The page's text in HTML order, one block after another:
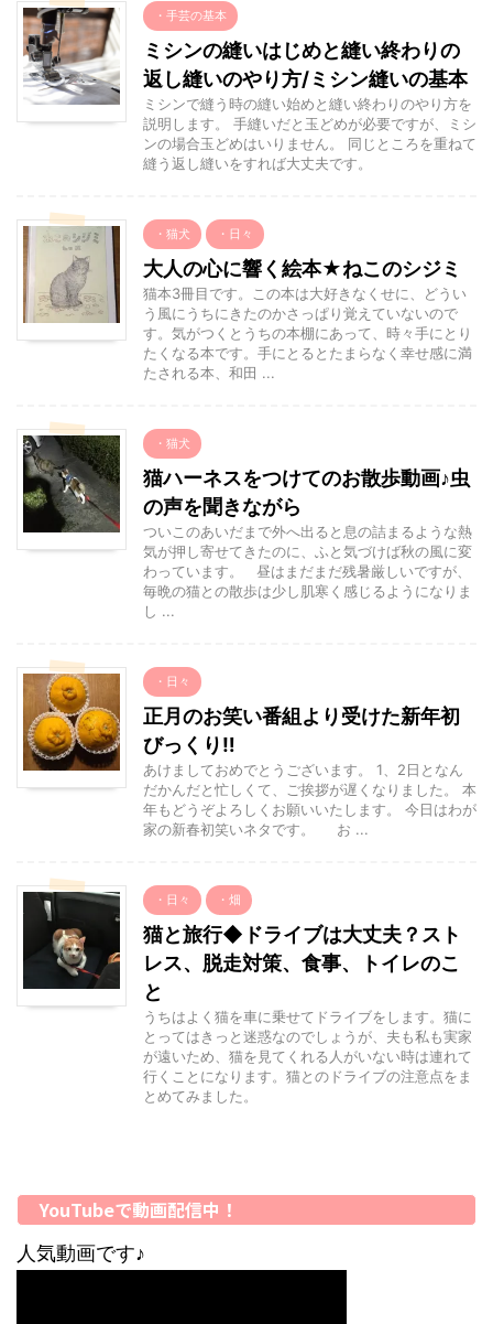
・手芸の基本
ミシンの縫いはじめと縫い終わりの
返し縫いのやり方/ミシン縫いの基本
ミシンで縫う時の縫い始めと縫い終わりのやり方を
説明します。 手縫いだと玉どめが必要ですが、ミシ
ンの場合玉どめはいりません。 同じところを重ねて
縫う返し縫いをすれば大丈夫です。
・猫犬 ・日々
大人の心に響く絵本★ねこのシジミ
猫本3冊目です。この本は大好きなくせに、どうい
う風にうちにきたのかさっぱり覚えていないので
す。気がつくとうちの本棚にあって、時々手にとり
たくなる本です。手にとるとたまらなく幸せ感に満
たされる本、和田 ...
・猫犬
猫ハーネスをつけてのお散歩動画♪虫
の声を聞きながら
ついこのあいだまで外へ出ると息の詰まるような熱
気が押し寄せてきたのに、ふと気づけば秋の風に変
わっています。 昼はまだまだ残暑厳しいですが、
毎晩の猫との散歩は少し肌寒く感じるようになりま
し ...
・日々
正月のお笑い番組より受けた新年初
びっくり‼︎
あけましておめでとうございます。 1、2日となん
だかんだと忙しくて、ご挨拶が遅くなりました。 本
年もどうぞよろしくお願いいたします。 今日はわが
家の新春初笑いネタです。 お ...
・日々 ・畑
猫と旅行◆ドライブは大丈夫？スト
レス、脱走対策、食事、トイレのこ
と
うちはよく猫を車に乗せてドライブをします。猫に
とってはきっと迷惑なのでしょうが、夫も私も実家
が遠いため、猫を見てくれる人がいない時は連れて
行くことになります。猫とのドライブの注意点をま
とめてみました。
YouTubeで動画配信中！
人気動画です♪